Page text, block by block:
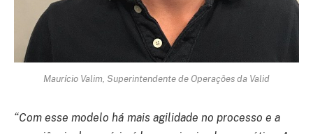
Maurício Valim, Superintendente de Operações da Valid
“Com esse modelo há mais agilidade no processo e a